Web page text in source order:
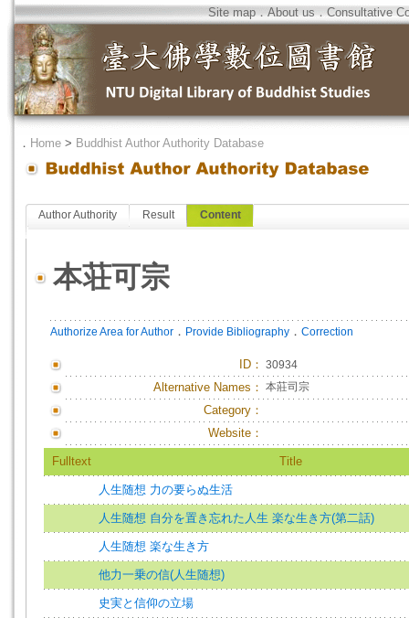
Site map．About us．Consultative
． Home > Buddhist Author Authority Database
Author Authority Result Content
本荘可宗
Authorize Area for Author ． Provide Bibliography ． Correction
ID ： 30934
Alternative Names： 本莊司宗
Category：
Website：
Fulltext Title
人生随想 力の要らぬ生活
人生随想 自分を置き忘れた人生 楽な生き方(第二話)
人生随想 楽な生き方
他力一乗の信(人生随想)
史実と信仰の立場